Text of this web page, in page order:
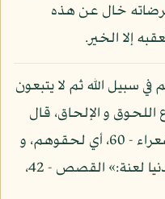
مرضاته خال عن هذه
إلا الخير.
سبيل الله ثم لا يتبعون
اللحوق و الإلحاق، قال
تعالى: «فأتبعوهم مشرقين:» الشعراء - 60، أي لحقوهم، و
قال تعالى: «فأتبعناهم في هذه الدنيا لعنة:» القصص - 42،